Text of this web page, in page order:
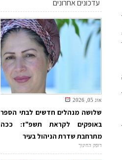
עדכונים אחרונים
אוג 05, 2026
שלושה מנהלים חדשים לבתי הספר
באופקים לקראת תשפ"ז: ככה
מתרחבת שדרת הניהול בעיר
דופק החינוך